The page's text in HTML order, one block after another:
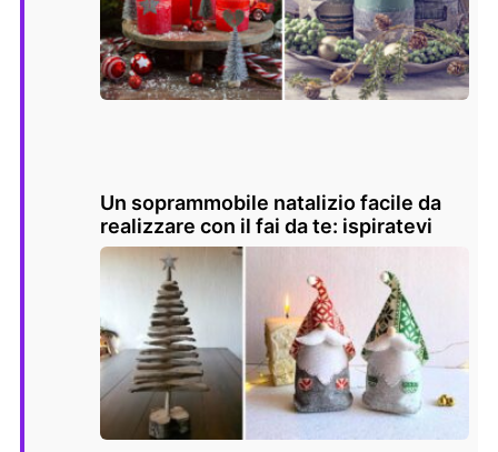
Un soprammobile natalizio facile da
realizzare con il fai da te: ispiratevi